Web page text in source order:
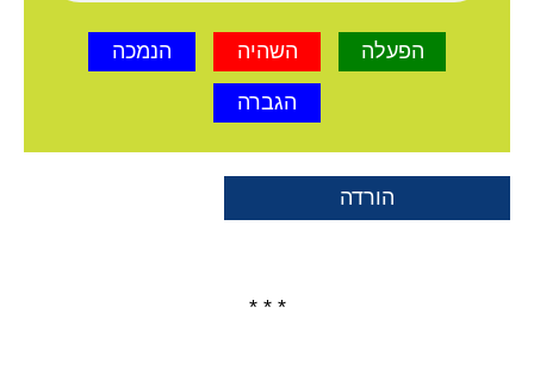
הפעלה השהיה הנמכה
הגברה
הורדה
* * *